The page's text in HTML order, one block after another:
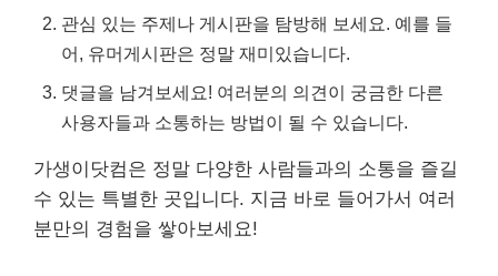
관심 있는 주제나 게시판을 탐방해 보세요. 예를 들
어, 유머게시판은 정말 재미있습니다.
댓글을 남겨보세요! 여러분의 의견이 궁금한 다른
사용자들과 소통하는 방법이 될 수 있습니다.
가생이닷컴은 정말 다양한 사람들과의 소통을 즐길
수 있는 특별한 곳입니다. 지금 바로 들어가서 여러
분만의 경험을 쌓아보세요!